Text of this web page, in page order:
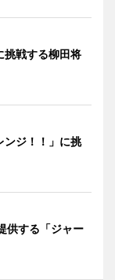
挑戦する柳田将
ンジ！！」に挑
供する「ジャー